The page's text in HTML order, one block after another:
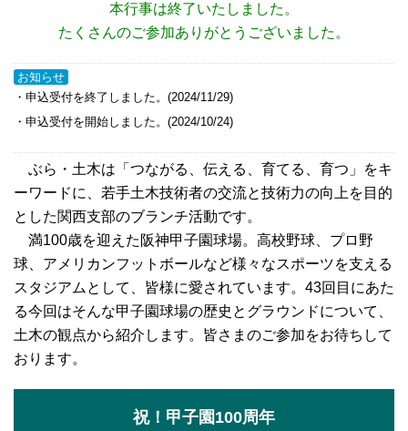
本行事は終了いたしました。
たくさんのご参加ありがとうございました。
お知らせ
・申込受付を終了しました。(2024/11/29)
・申込受付を開始しました。(2024/10/24)
ぶら・土木は「つながる、伝える、育てる、育つ」をキ
ーワードに、若手土木技術者の交流と技術力の向上を目的
とした関西支部のブランチ活動です。
満100歳を迎えた阪神甲子園球場。高校野球、プロ野
球、アメリカンフットボールなど様々なスポーツを支える
スタジアムとして、皆様に愛されています。43回目にあた
る今回はそんな甲子園球場の歴史とグラウンドについて、
土木の観点から紹介します。皆さまのご参加をお待ちして
おります。
祝！甲子園100周年